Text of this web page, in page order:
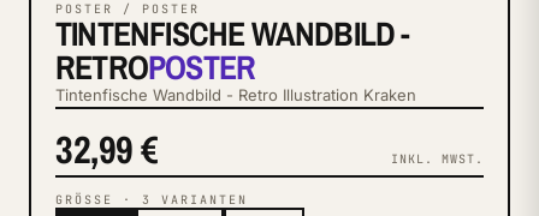
POSTER / POSTER
TINTENFISCHE WANDBILD -
RETROPOSTER
Tintenfische Wandbild - Retro Illustration Kraken
32,99 € INKL. MWST.
GRÖSSE · 3 VARIANTEN